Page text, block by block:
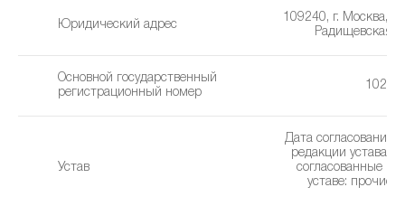
Юридический адрес
109240, г. Москва,
Радищевская,
Основной государственный
регистрационный номер
Устав
Дата согласования
редакции устава:
cогласованные
уставe: прочие